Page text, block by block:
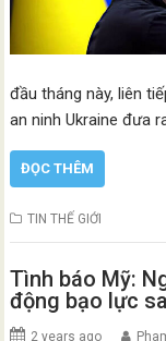
đầu tháng này, liên
an ninh Ukraine đưa
ĐỌC THÊM
TIN THẾ GIỚI
Tình báo Mỹ:
động bạo lực
2 years ago